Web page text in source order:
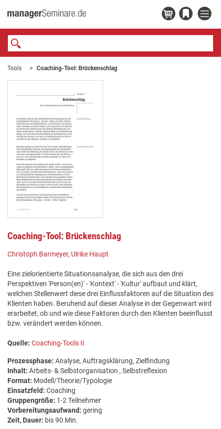
Tools Coaching-Tool: Brückenschlag
Coaching-Tool: Brückenschlag
Christoph Barmeyer, Ulrike Haupt
Eine zielorientierte Situationsanalyse, die sich aus den drei
Perspektiven 'Person(en)' - 'Kontext' - 'Kultur' aufbaut und klärt,
welchen Stellenwert diese drei Einflussfaktoren auf die Situation des
Klienten haben. Beruhend auf dieser Analyse in der Gegenwart wird
erarbeitet, ob und wie diese Faktoren durch den Klienten beeinflusst
bzw. verändert werden können.
Quelle: Coaching-Tools II
Prozessphase: Analyse, Auftragsklärung, Zielfindung
Inhalt: Arbeits- & Selbstorganisation , Selbstreflexion
Format: Modell/Theorie/Typologie
Einsatzfeld: Coaching
Gruppengröße: 1-2 Teilnehmer
Vorbereitungsaufwand: gering
Zeit, Dauer: bis 90 Min.